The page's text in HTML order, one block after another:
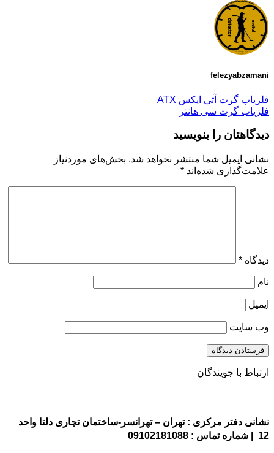
felezyabzamani
فلزیاب گرت آتی ایکس ATX
فلزیاب گرت سی هانتر
دیدگاهتان را بنویسید
نشانی ایمیل شما منتشر نخواهد شد. بخش‌های موردنیاز
علامت‌گذاری شده‌اند *
دیدگاه *
نام
ایمیل
وب‌ سایت
ارتباط با جویندگان
نشانی دفتر مرکزی : تهران – تهرانسر-ساختمان تجاری دلتا واحد
12 | شماره تماس : 09102181088